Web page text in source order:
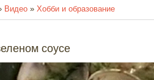
Видео » Хобби и образование
соусе